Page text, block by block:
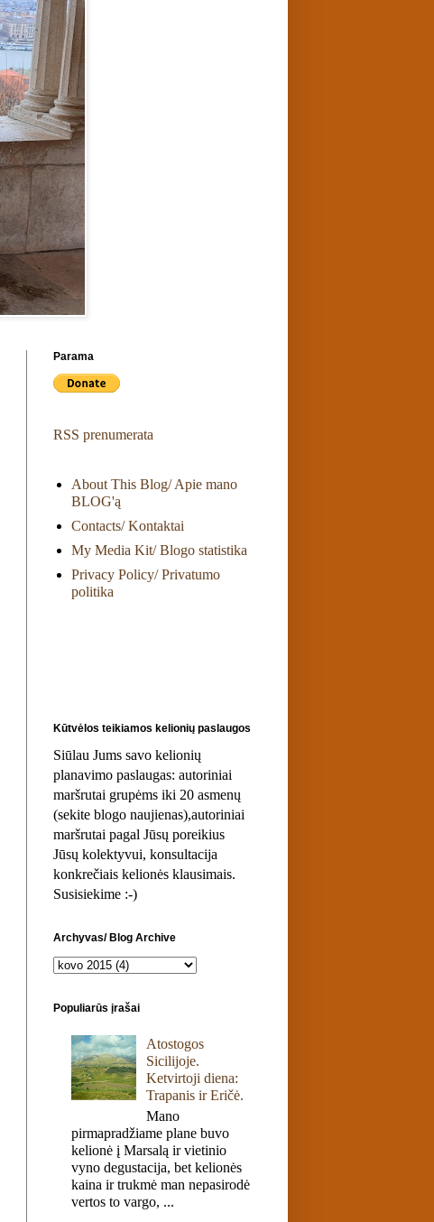
Parama
RSS prenumerata
About This Blog/ Apie mano
BLOG'ą
Contacts/ Kontaktai
My Media Kit/ Blogo statistika
Privacy Policy/ Privatumo
politika
Kūtvėlos teikiamos kelionių paslaugos
Siūlau Jums savo kelionių
planavimo paslaugas: autoriniai
maršrutai grupėms iki 20 asmenų
(sekite blogo naujienas),autoriniai
maršrutai pagal Jūsų poreikius
Jūsų kolektyvui, konsultacija
konkrečiais kelionės klausimais.
Susisiekime :-)
Archyvas/ Blog Archive
Populiarūs įrašai
Atostogos
Sicilijoje.
Ketvirtoji diena:
Trapanis ir Eričė.
Mano
pirmapradžiame plane buvo
kelionė į Marsalą ir vietinio
vyno degustacija, bet kelionės
kaina ir trukmė man nepasirodė
vertos to vargo, ...